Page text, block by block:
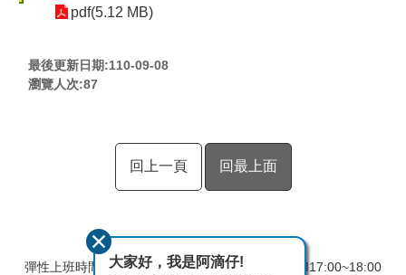
pdf(5.12 MB)
最後更新日期:110-09-08
瀏覽人次:87
回上一頁 回最上面
彈性上班時間：AM8:00~09:00 彈性下班時間：PM17:00~18:00
大家好，我是阿滴仔!